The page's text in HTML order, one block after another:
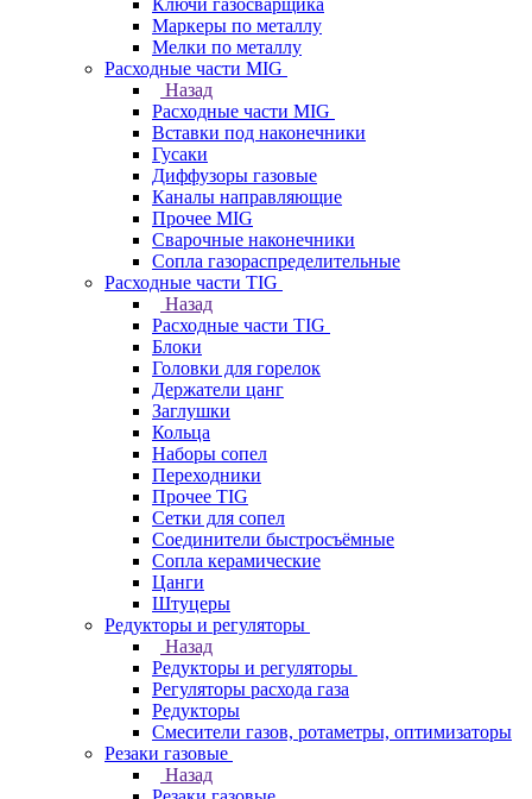
Ключи газосварщика
Маркеры по металлу
Мелки по металлу
Расходные части MIG
Назад
Расходные части MIG
Вставки под наконечники
Гусаки
Диффузоры газовые
Каналы направляющие
Прочее MIG
Сварочные наконечники
Сопла газораспределительные
Расходные части TIG
Назад
Расходные части TIG
Блоки
Головки для горелок
Держатели цанг
Заглушки
Кольца
Наборы сопел
Переходники
Прочее TIG
Сетки для сопел
Соединители быстросъёмные
Сопла керамические
Цанги
Штуцеры
Редукторы и регуляторы
Назад
Редукторы и регуляторы
Регуляторы расхода газа
Редукторы
Смесители газов, ротаметры, оптимизаторы
Резаки газовые
Назад